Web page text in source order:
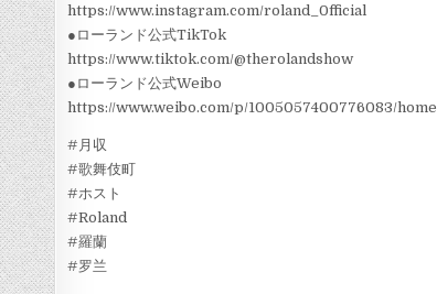
https://www.instagram.com/roland_0fficial
●ローランド公式TikTok
https://www.tiktok.com/@therolandshow
●ローランド公式Weibo
https://www.weibo.com/p/1005057400776083/home
#月収
#歌舞伎町
#ホスト
#Roland
#羅蘭
#罗兰